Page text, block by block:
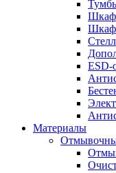
ESD-
Материалы